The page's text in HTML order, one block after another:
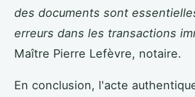
des documents sont
erreurs dans les transactions
Maître Pierre Lefèvre, notaire.
En conclusion, l'acte